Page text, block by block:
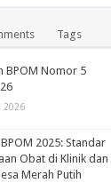
Tags
BPOM Nomor 5
2026
2025: Standar
Obat di Klinik dan
Merah Putih